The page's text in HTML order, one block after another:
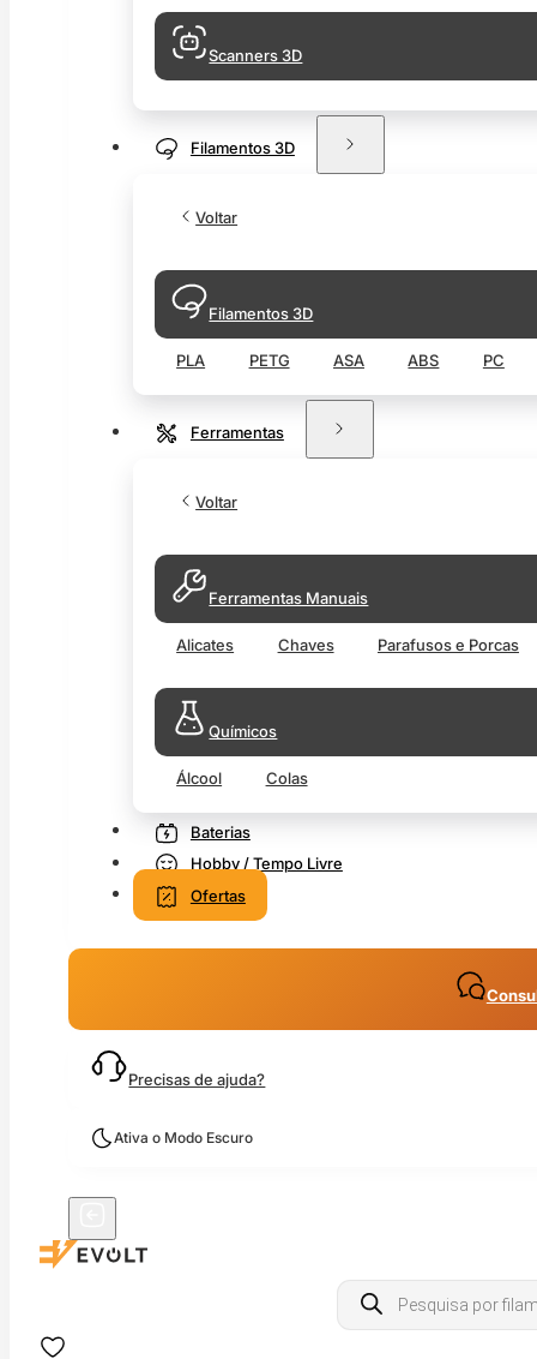
Scanners 3D
Filamentos 3D
Voltar
Filamentos 3D
PLA PETG ASA ABS PC
Ferramentas
Voltar
Ferramentas Manuais
Alicates Chaves Parafusos e Porcas
Químicos
Álcool Colas
Baterias
Hobby / Tempo Livre
Ofertas
Precisas de ajuda?
Ativa o Modo Escuro
Products
search